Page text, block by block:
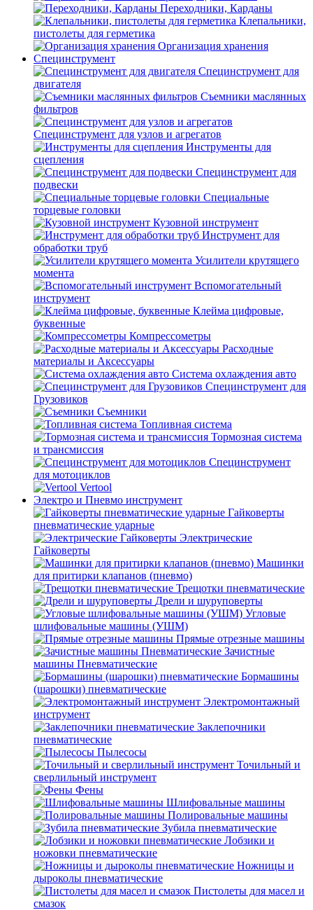
Переходники, Карданы
Клепальники,
пистолеты для герметика
Организация хранения
Специнструмент
Специнструмент для
двигателя
Съемники маслянных
фильтров
Специнструмент для узлов и агрегатов
Инструменты для
сцепления
Специнструмент для
подвески
Специальные
торцевые головки
Кузовной инструмент
Инструмент для
обработки труб
Усилители крутящего
момента
Вспомогательный
инструмент
Клейма цифровые,
буквенные
Компрессометры
Расходные
материалы и Аксессуары
Система охлаждения авто
Специнструмент для
Грузовиков
Съемники
Топливная система
Тормозная система
и трансмиссия
Специнструмент
для мотоциклов
Vertool
Электро и Пневмо инструмент
Гайковерты
пневматические ударные
Электрические
Гайковерты
Машинки
для притирки клапанов (пневмо)
Трещотки пневматические
Дрели и шуруповерты
Угловые
шлифовальные машины (УШМ)
Прямые отрезные машины
Зачистные
машины Пневматические
Бормашины
(шарошки) пневматические
Электромонтажный
инструмент
Заклепочники
пневматические
Пылесосы
Точильный и
сверлильный инструмент
Фены
Шлифовальные машины
Полировальные машины
Зубила пневматические
Лобзики и
ножовки пневматические
Ножницы и
дыроколы пневматические
Пистолеты для масел и
смазок